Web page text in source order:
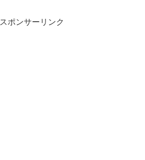
スポンサーリンク